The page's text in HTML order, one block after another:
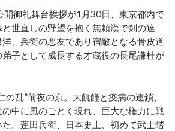
御礼舞台挨拶が1月30日、東京都内で
世直しの野望を抱く無頼漢で剣の達
、兵衛の悪友であり宿敵となる骨皮道
子として成長する才蔵役の長尾謙杜が
乱”前夜の京。大飢饉と疫病の連鎖、
中に風のごとく現れ、巨大な権力に戦
。蓮田兵衛、日本史上、初めて武士階